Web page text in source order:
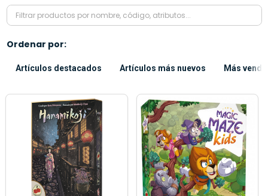
Ordenar por:
Artículos destacados Artículos más nuevos Más